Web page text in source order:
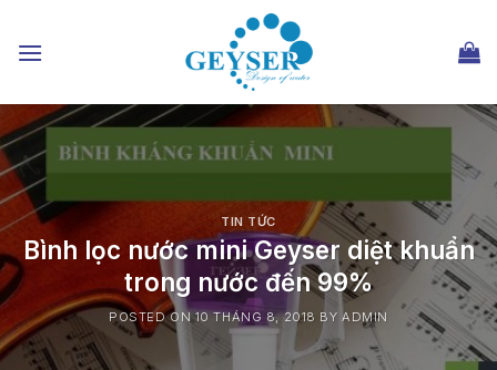
đến
nội
TIN TỨC
Bình lọc nước mini Geyser diệt khuẩn
trong nước đến 99%
POSTED ON10 THÁNG 8, 2018 BY ADMIN